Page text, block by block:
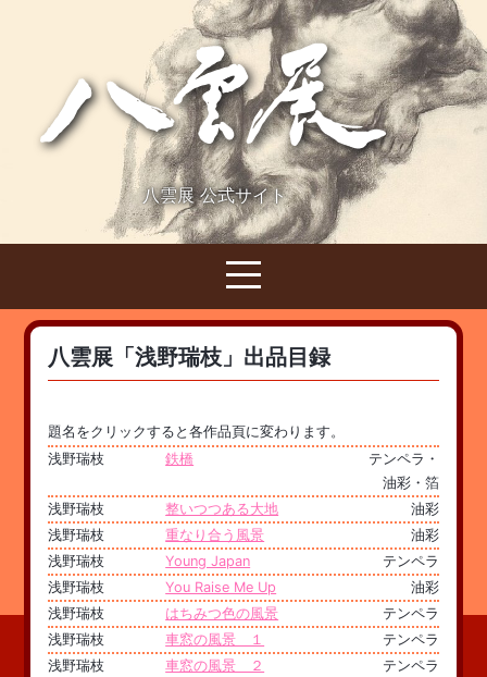
八雲展 公式サイト
八雲展「浅野瑞枝」出品目録
題名をクリックすると各作品頁に変わります。
浅野瑞枝
鉄橋
テンペラ・
油彩・箔
浅野瑞枝
整いつつある大地
油彩
浅野瑞枝
重なり合う風景
油彩
浅野瑞枝
Young Japan
テンペラ
浅野瑞枝
You Raise Me Up
油彩
浅野瑞枝
はちみつ色の風景
テンペラ
浅野瑞枝
車窓の風景 １
テンペラ
浅野瑞枝
車窓の風景 ２
テンペラ